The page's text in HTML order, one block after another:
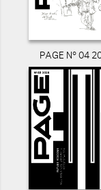
PAGE N° 04